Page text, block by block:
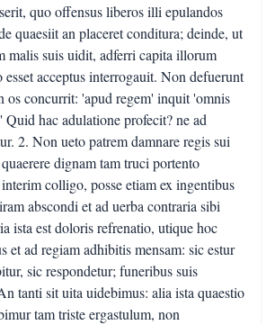
quo offensus liberos illi epulandos
quaesiit an placeret conditura; deinde, ut
malis suis uidit, adferri capita illorum
esset acceptus interrogauit. Non defuerunt
os concurrit: 'apud regem' inquit 'omnis
Quid hac adulatione profecit? ne ad
2. Non ueto patrem damnare regis sui
dignam tam truci portento
colligo, posse etiam ex ingentibus
abscondi et ad uerba contraria sibi
ista est doloris refrenatio, utique hoc
et ad regiam adhibitis mensam: sic estur
sic respondetur; funeribus suis
tanti sit uita uidebimus: alia ista quaestio
tam triste ergastulum, non